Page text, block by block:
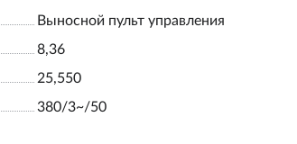
Выносной пульт управления
8,36
25,550
380/3~/50